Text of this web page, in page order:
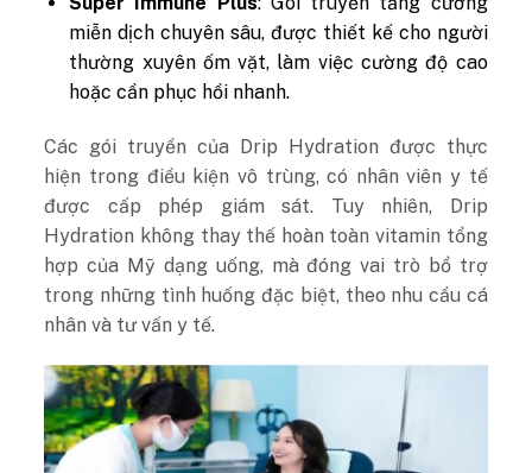
miễn dịch chuyên sâu, được thiết kế cho người
thường xuyên ốm vặt, làm việc cường độ cao
hoặc cần phục hồi nhanh.
Các gói truyền của Drip Hydration được thực
hiện trong điều kiện vô trùng, có nhân viên y tế
được cấp phép giám sát. Tuy nhiên, Drip
Hydration không thay thế hoàn toàn vitamin tổng
hợp của Mỹ dạng uống, mà đóng vai trò bổ trợ
trong những tình huống đặc biệt, theo nhu cầu cá
nhân và tư vấn y tế.